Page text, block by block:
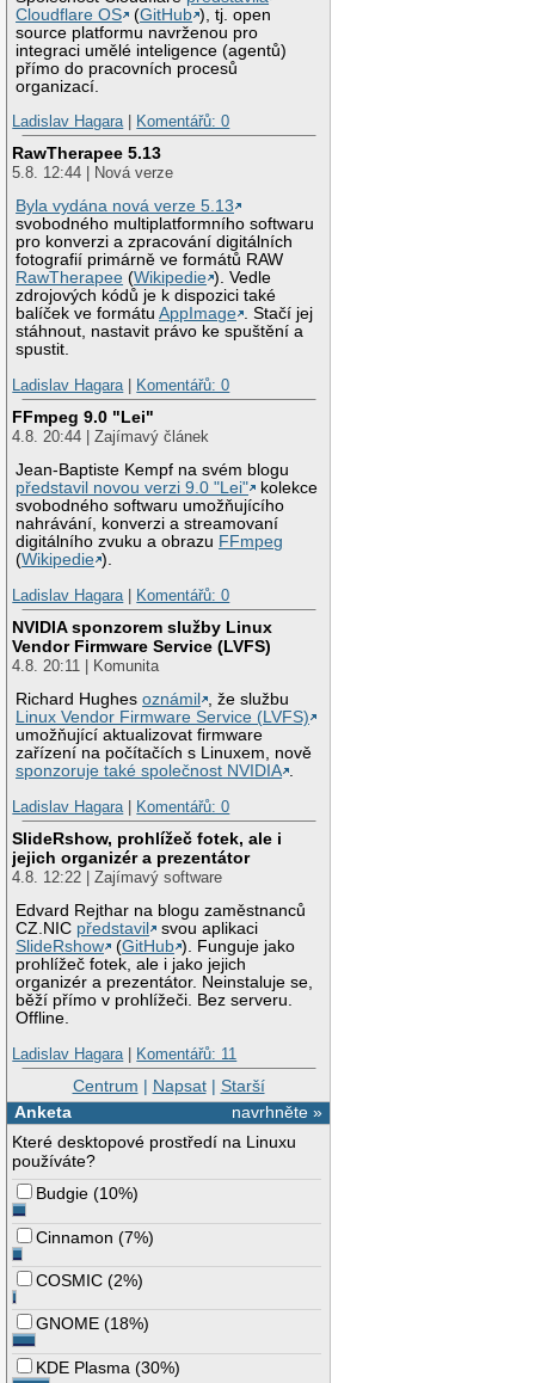
Cloudflare OS
(GitHub ), tj. open
source platformu navrženou pro
integraci umělé inteligence (agentů)
přímo do pracovních procesů
organizací.
Ladislav Hagara| Komentářů: 0
RawTherapee 5.13
5.8. 12:44 | Nová verze
Byla vydána nová verze 5.13
svobodného multiplatformního softwaru
pro konverzi a zpracování digitálních
fotografií primárně ve formátů RAW
RawTherapee (Wikipedie ). Vedle
zdrojových kódů je k dispozici také
balíček ve formátuAppImage . Stačí jej
stáhnout, nastavit právo ke spuštění a
spustit.
Ladislav Hagara| Komentářů: 0
FFmpeg 9.0 "Lei"
4.8. 20:44 | Zajímavý článek
Jean-Baptiste Kempf na svém blogu
představil novou verzi 9.0 "Lei"
kolekce
svobodného softwaru umožňujícího
nahrávání, konverzi a streamovaní
digitálního zvuku a obrazu FFmpeg
(Wikipedie ).
Ladislav Hagara| Komentářů: 0
NVIDIA sponzorem služby Linux
Vendor Firmware Service (LVFS)
4.8. 20:11 | Komunita
Richard Hughesoznámil
, že službu
Linux Vendor Firmware Service (LVFS)
umožňující aktualizovat firmware
zařízení na počítačích s Linuxem, nově
sponzoruje také společnost NVIDIA .
Ladislav Hagara| Komentářů: 0
SlideRshow, prohlížeč fotek, ale i
jejich organizér a prezentátor
4.8. 12:22 | Zajímavý software
Edvard Rejthar na blogu zaměstnanců
CZ.NIC představil
svou aplikaci
SlideRshow
(GitHub ). Funguje jako
prohlížeč fotek, ale i jako jejich
organizér a prezentátor. Neinstaluje se,
běží přímo v prohlížeči. Bez serveru.
Offline.
Ladislav Hagara| Komentářů: 11
Centrum | Napsat| Starší
navrhněte »
Anketa
Které desktopové prostředí na Linuxu
používáte?
Budgie (10%)
Cinnamon (7%)
COSMIC (2%)
GNOME (18%)
KDE Plasma (30%)